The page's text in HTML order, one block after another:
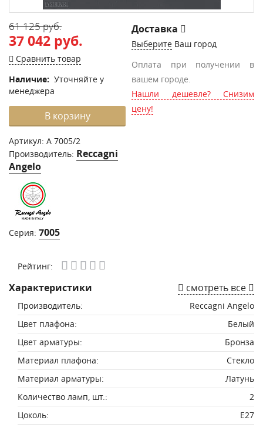
61 125 руб.
37 042 руб.
Сравнить товар
Наличие: Уточняйте у
менеджера
В корзину
Артикул: A 7005/2
Производитель: Reccagni
Angelo
Серия: 7005
Доставка
Выберите Ваш город
Оплата при получении в
вашем городе.
Нашли дешевле? Снизим
цену!
Рейтинг:
Характеристики смотреть все
Производитель:
Reccagni Angelo
Цвет плафона:
Белый
Цвет арматуры:
Бронза
Материал плафона:
Стекло
Материал арматуры:
Латунь
Количество ламп, шт.:
2
Цоколь:
E27